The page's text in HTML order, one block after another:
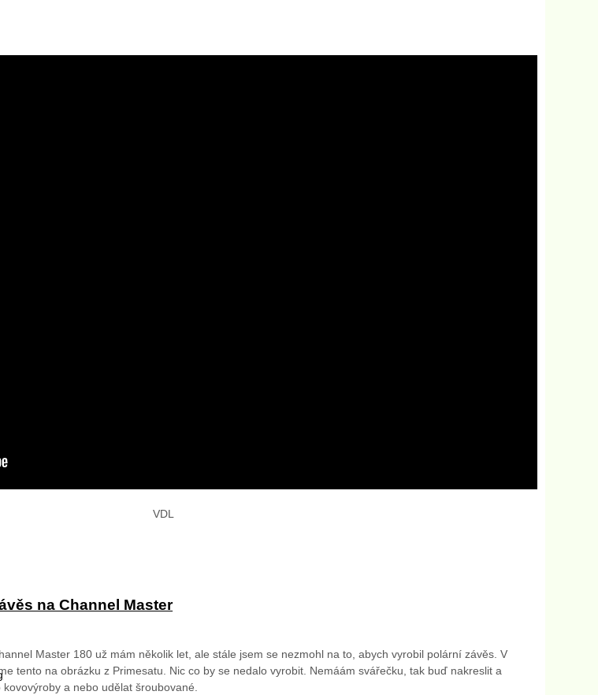
VDL
na Channel Master
Master 180 už mám několik let, ale stále jsem se nezmohl na to, abych vyrobil polární závěs. V
tento na obrázku z Primesatu. Nic co by se nedalo vyrobit. Nemáám svářečku, tak buď nakreslit a
kovovýroby a nebo udělat šroubované.